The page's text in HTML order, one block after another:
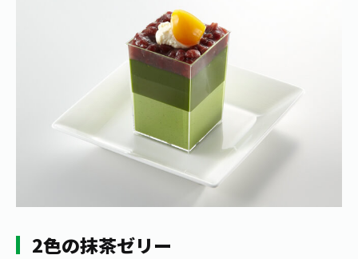
健康ミネラルむぎ茶
TULLY'S COFFEE
1日分の野菜
ブランドから探す
カテゴリーから探す
お茶を知る・楽しむ
お茶のいれ方
動画ギャラリー
体験・イベント
見学・体験
店舗・通販
茶寮伊藤園
企業情報 GLOBAL
2色の抹茶ゼリー